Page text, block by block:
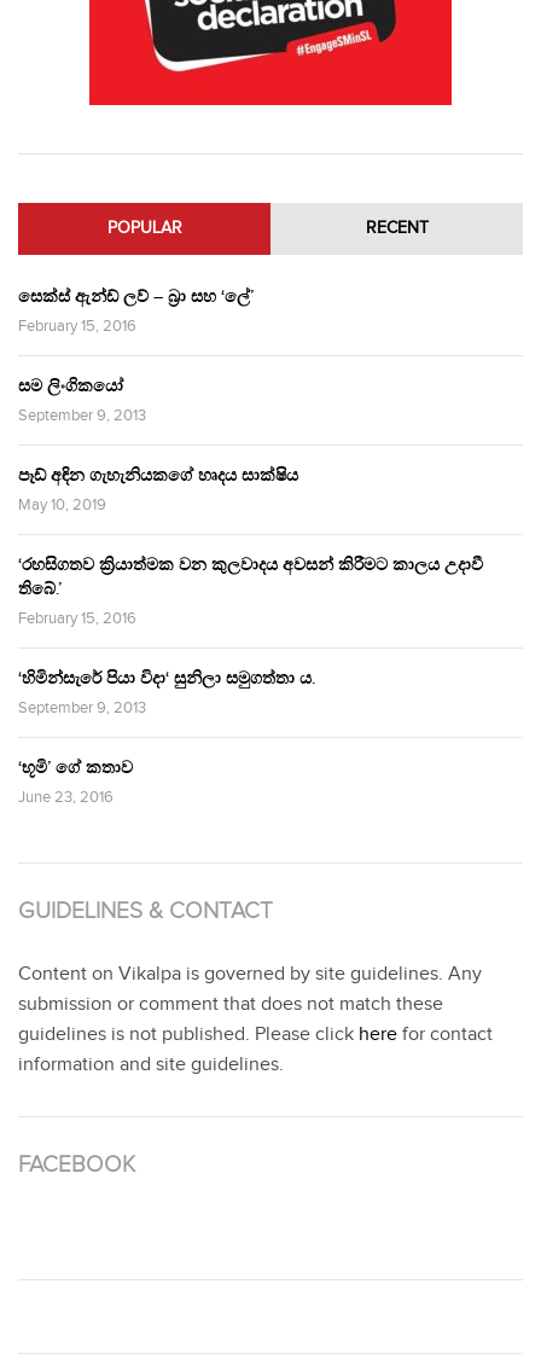
POPULAR RECENT
සෙක්ස් ඇන්ඩ් ලව් – බ්‍රා සහ ‘ලේ’
February 15, 2016
සම ලිංගිකයෝ
September 9, 2013
පෑඩ් අඳින ගැහැනියකගේ හෘදය සාක්ෂිය
May 10, 2019
‘රහසිගතව ක්‍රියාත්මක වන කුලවාදය අවසන් කිරීමට කාලය උදාවී
තිබේ.’
February 15, 2016
‘හිමින්සැරේ පියා විදා‘ සුනිලා සමුගත්තා ය.
September 9, 2013
‘භූමි’ ගේ කතාව
June 23, 2016
GUIDELINES & CONTACT
Content on Vikalpa is governed by site guidelines. Any
submission or comment that does not match these
guidelines is not published. Please click here for contact
information and site guidelines.
FACEBOOK